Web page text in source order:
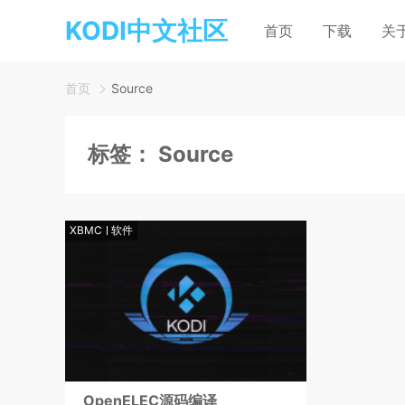
KODI中文社区 首页 下载 关
首页 Source
标签： Source
XBMC 软件
OpenELEC源码编译